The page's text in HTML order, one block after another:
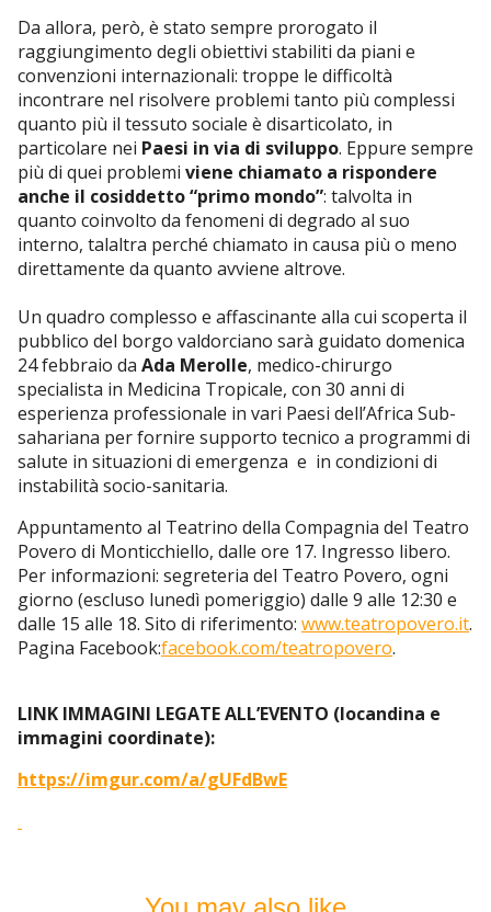
Da allora, però, è stato sempre prorogato il
raggiungimento degli obiettivi stabiliti da piani e
convenzioni internazionali: troppe le difficoltà
incontrare nel risolvere problemi tanto più complessi
quanto più il tessuto sociale è disarticolato, in
particolare nei Paesi in via di sviluppo. Eppure sempre
più di quei problemi viene chiamato a rispondere
anche il cosiddetto “primo mondo”: talvolta in
quanto coinvolto da fenomeni di degrado al suo
interno, talaltra perché chiamato in causa più o meno
direttamente da quanto avviene altrove.
Un quadro complesso e affascinante alla cui scoperta il
pubblico del borgo valdorciano sarà guidato domenica
24 febbraio da Ada Merolle, medico-chirurgo
specialista in Medicina Tropicale, con 30 anni di
esperienza professionale in vari Paesi dell’Africa Sub-
sahariana per fornire supporto tecnico a programmi di
salute in situazioni di emergenza e in condizioni di
instabilità socio-sanitaria.
Appuntamento al Teatrino della Compagnia del Teatro
Povero di Monticchiello, dalle ore 17. Ingresso libero.
Per informazioni: segreteria del Teatro Povero, ogni
giorno (escluso lunedì pomeriggio) dalle 9 alle 12:30 e
dalle 15 alle 18. Sito di riferimento: www.teatropovero.it.
Pagina Facebook:facebook.com/teatropovero.
LINK IMMAGINI LEGATE ALL’EVENTO (locandina e
immagini coordinate):
https://imgur.com/a/gUFdBwE